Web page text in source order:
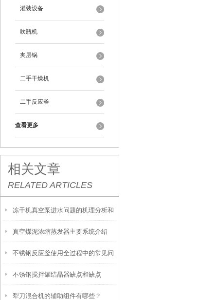
灌装设备
吹瓶机
夹层锅
二手干燥机
二手反应釜
查看更多
相关文章
RELATED ARTICLES
冻干机真空泵进水问题的机理分析和
应对
真空煤泥浓缩蒸发器主要系统介绍
不锈钢反应釜使用全过程中的常见问
题？
不锈钢搅拌罐结晶器缺点和缺点
犁刀混合机的辅助组件有哪些？